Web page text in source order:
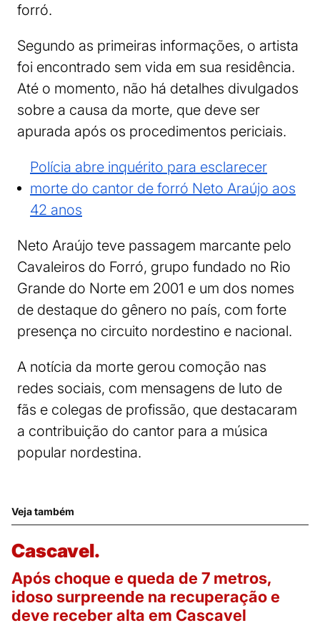
forró.
Segundo as primeiras informações, o artista
foi encontrado sem vida em sua residência.
Até o momento, não há detalhes divulgados
sobre a causa da morte, que deve ser
apurada após os procedimentos periciais.
Polícia abre inquérito para esclarecer
morte do cantor de forró Neto Araújo aos
42 anos
Neto Araújo teve passagem marcante pelo
Cavaleiros do Forró, grupo fundado no Rio
Grande do Norte em 2001 e um dos nomes
de destaque do gênero no país, com forte
presença no circuito nordestino e nacional.
A notícia da morte gerou comoção nas
redes sociais, com mensagens de luto de
fãs e colegas de profissão, que destacaram
a contribuição do cantor para a música
popular nordestina.
Veja também
Cascavel.
Após choque e queda de 7 metros,
idoso surpreende na recuperação e
deve receber alta em Cascavel